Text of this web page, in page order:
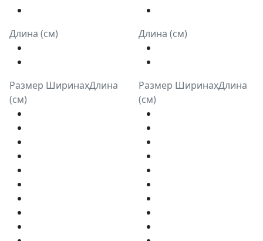
Длина (см)
Размер ШиринахДлина
(см)
Длина (см)
Размер ШиринахДлина
(см)